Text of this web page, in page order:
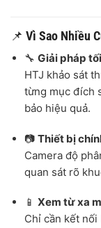
📌 Vì Sao Nhiều
🔧 Giải pháp
HTJ khảo sát
từng mục đích
bảo hiệu quả.
📷 Thiết bị
Camera độ
quan sát rõ
📱 Xem từ xa
Chỉ cần kết